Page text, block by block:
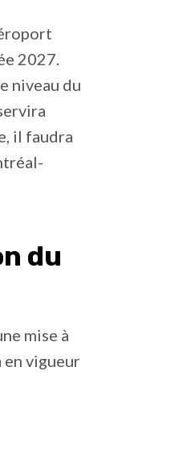
2027.
niveau du
il faudra
du
mise à
en vigueur